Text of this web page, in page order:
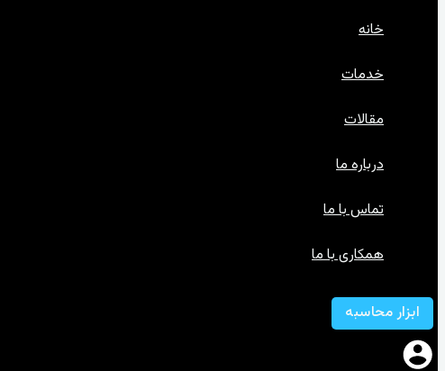
خانه
خدمات
مقالات
درباره ما
تماس با ما
همکاری با ما
ابزار محاسبه